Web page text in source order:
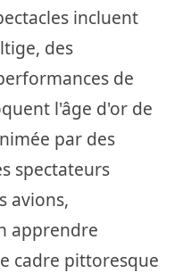
incluent
des
de
l'âge d'or de
par des
spectateurs
avions,
apprendre
cadre pittoresque